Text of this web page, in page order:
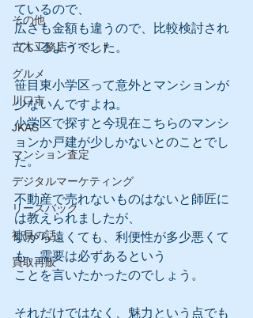
その他
古木工務店イベント
グルメ
川口市
JKAS
マンション査定
デジタルマーケティング
リースバック
社員の話
買取再販
ているので、
広さも金額も違うので、比較検討され
ているようでした。
笹目東小学区って意外とマンションが
少ないんですよね。
小学区で探すと今現在こちらのマンシ
ョンか戸建が少しかないとのことでし
た。
不動産で売れないものはないと師匠に
は教えられましたが、
駅から遠くても、利便性が多少悪くて
も、需要は必ずあるという
ことを言いたかったのでしょう。
それだけではなく、魅力という点でも